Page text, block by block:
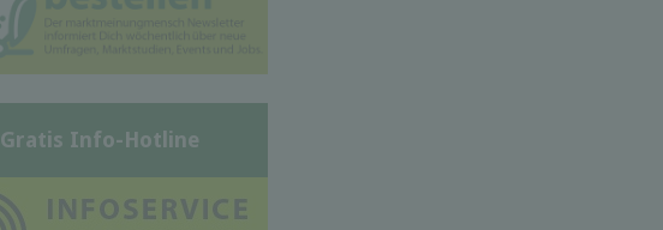
Gratis Info-Hotline